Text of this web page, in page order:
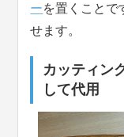
ーを置くことで
せます。
カッティン
して代用